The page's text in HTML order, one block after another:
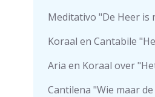
Meditativo "De Heer is
Koraal en Cantabile
Aria en Koraal over
Cantilena "Wie maar